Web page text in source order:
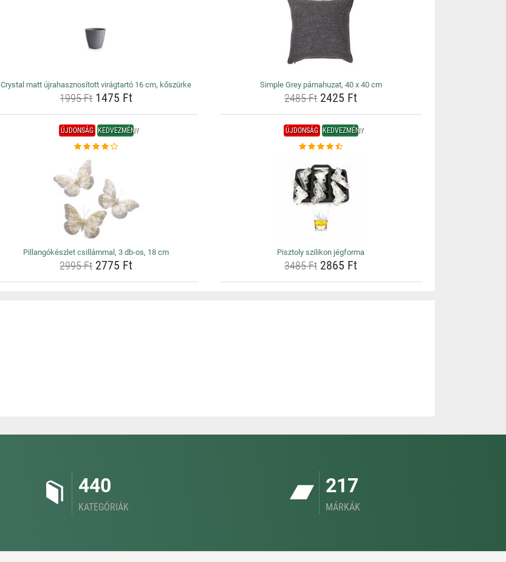
Crystal matt újrahasznosított virágtartó 16 cm, kőszürke
1995 Ft1475 Ft
Simple Grey párnahuzat, 40 x 40 cm
2485 Ft 2425 Ft
ÚJDONSÁG KEDVEZMÉNY
Pillangókészlet csillámmal, 3 db-os, 18 cm
2995 Ft2775 Ft
ÚJDONSÁG KEDVEZMÉNY
Pisztoly szilikon jégforma
3485 Ft 2865 Ft
440
KATEGÓRIÁK
217
MÁRKÁK